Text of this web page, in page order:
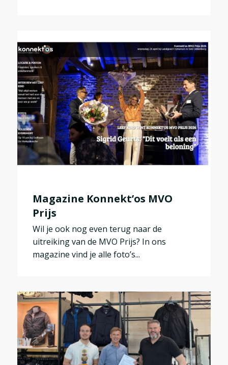
Magazine Konnekt’os MVO
Prijs
Wil je ook nog even terug naar de
uitreiking van de MVO Prijs? In ons
magazine vind je alle foto’s...